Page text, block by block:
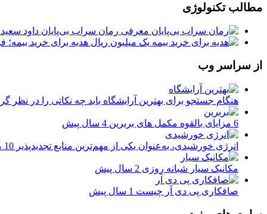
مطالب تکنولوژی
معرفی رمان سراب بی‌پایان داود
یک میلیون ریال هدیه برای خرید
از سراسر وب
هنگام جستجو برای بهترین آرایشگاه باید چه نکاتی را در نظر
6 مزایای بالقوه مکمل های بربرین 4 سال پیش
انرژی خورشیدی، به‌عنوان یکی از مهم‌ترین منابع تجدیدپذیر 10 ماه پیش
مکانیک سیار شبانه روزی 2 سال پیش
صافکاری پی دی آر چیست 1 سال پیش